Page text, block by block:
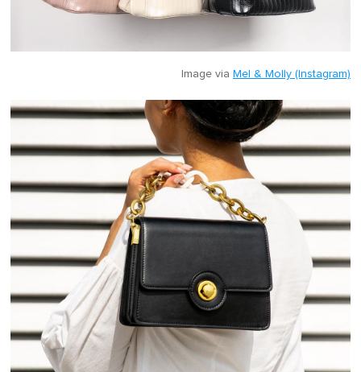
Image via Mel & Molly (Instagram)